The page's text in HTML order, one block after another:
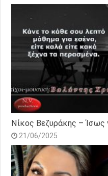
Νίκος Βεζυράκης – Ίσως
21/06/2025